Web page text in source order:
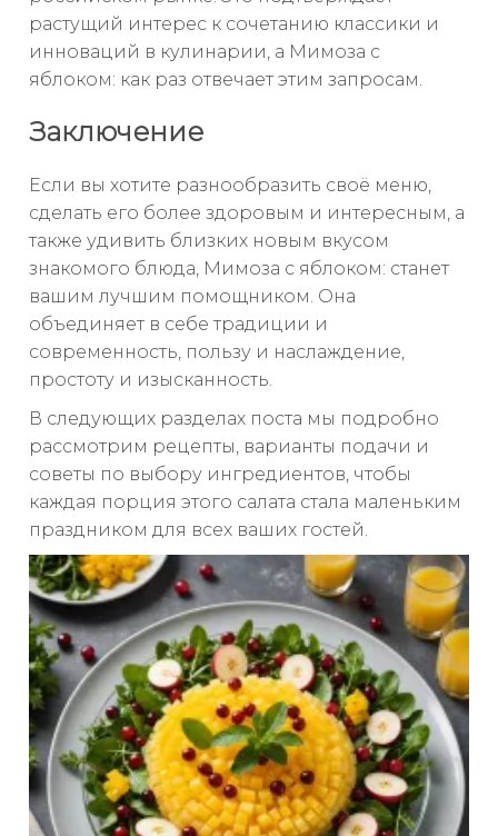
растущий интерес к сочетанию классики и
инноваций в кулинарии, а Мимоза с
яблоком: как раз отвечает этим запросам.
Заключение
Если вы хотите разнообразить своё меню,
сделать его более здоровым и интересным, а
также удивить близких новым вкусом
знакомого блюда, Мимоза с яблоком: станет
вашим лучшим помощником. Она
объединяет в себе традиции и
современность, пользу и наслаждение,
простоту и изысканность.
В следующих разделах поста мы подробно
рассмотрим рецепты, варианты подачи и
советы по выбору ингредиентов, чтобы
каждая порция этого салата стала маленьким
праздником для всех ваших гостей.